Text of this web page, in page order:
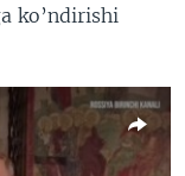
ko’ndirishi